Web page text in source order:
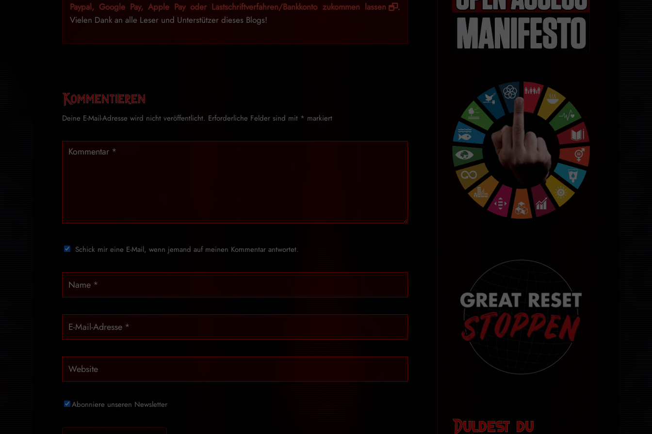
Paypal, Google Pay, Apple Pay oder Lastschriftverfahren/Bankkonto zukommen lassen
.
Vielen Dank an alle Leser und Unterstützer dieses Blogs!
Kommentieren
Deine E-Mail-Adresse wird nicht veröffentlicht. Erforderliche Felder sind mit * markiert
Schick mir eine E-Mail, wenn jemand auf meinen Kommentar antwortet.
Abonniere unseren Newsletter
Duldest du